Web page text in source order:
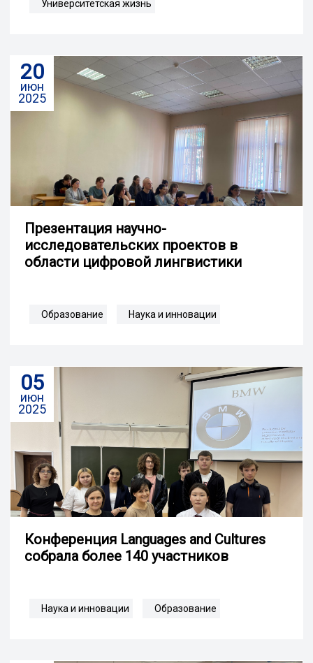
Университетская жизнь
20
июн
2025
Презентация научно-
исследовательских проектов в
области цифровой лингвистики
Образование Наука и инновации
05
июн
2025
Конференция Languages and Cultures
собрала более 140 участников
Наука и инновации Образование